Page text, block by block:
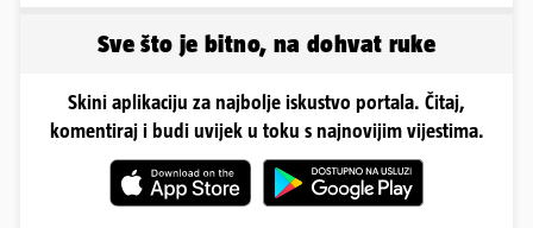
Sve što je bitno, na dohvat ruke
Skini aplikaciju za najbolje iskustvo portala. Čitaj,
komentiraj i budi uvijek u toku s najnovijim vijestima.